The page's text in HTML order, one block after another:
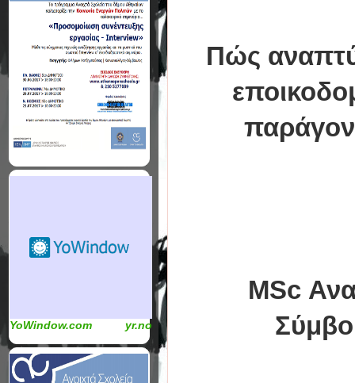
Πώς
MSc
YoWindow.com yr.no